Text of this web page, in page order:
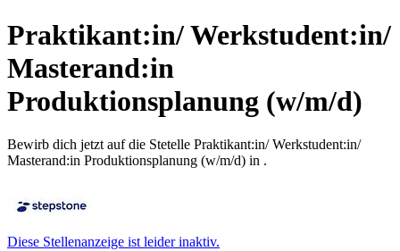
Praktikant:in/ Werkstudent:in/
Masterand:in
Produktionsplanung (w/m/d)
Bewirb dich jetzt auf die Stetelle Praktikant:in/ Werkstudent:in/
Masterand:in Produktionsplanung (w/m/d) in .
Diese Stellenanzeige ist leider inaktiv.